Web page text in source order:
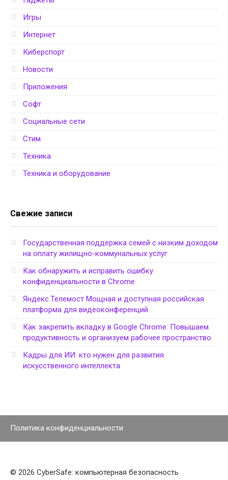
Игры
Интернет
Киберспорт
Новости
Приложения
Софт
Социальные сети
Стим
Техника
Техника и оборудование
Свежие записи
Государственная поддержка семей с низким доходом
на оплату жилищно-коммунальных услуг
Как обнаружить и исправить ошибку
конфиденциальности в Chrome
Яндекс.Телемост Мощная и доступная российская
платформа для видеоконференций
Как закрепить вкладку в Google Chrome: Повышаем
продуктивность и организуем рабочее пространство
Кадры для ИИ: кто нужен для развития
искусственного интеллекта
Политика конфиденциальности
© 2026 CyberSafe: компьютерная безопасность